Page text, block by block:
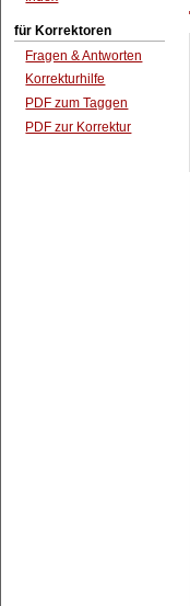
für Korrektoren
Fragen & Antworten
Korrekturhilfe
PDF zum Taggen
PDF zur Korrektur